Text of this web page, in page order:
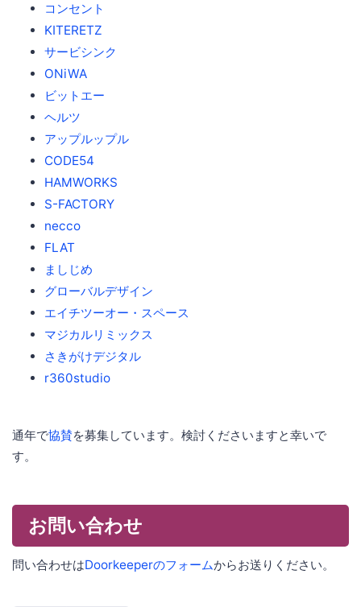
コンセント
KITERETZ
サービシンク
ONiWA
ビットエー
ヘルツ
アップルップル
CODE54
HAMWORKS
S-FACTORY
necco
FLAT
ましじめ
グローバルデザイン
エイチツーオー・スペース
マジカルリミックス
さきがけデジタル
r360studio
通年で協賛を募集しています。検討くださいますと幸いで
す。
お問い合わせ
問い合わせはDoorkeeperのフォームからお送りください。